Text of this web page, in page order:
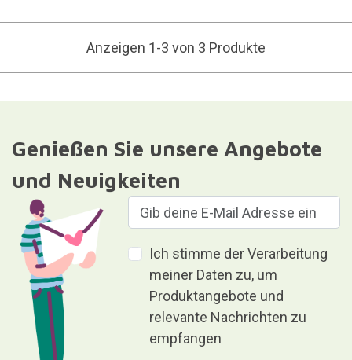
Anzeigen 1-3 von 3 Produkte
Genießen Sie unsere Angebote
und Neuigkeiten
Ich stimme der Verarbeitung
meiner Daten zu, um
Produktangebote und
relevante Nachrichten zu
empfangen